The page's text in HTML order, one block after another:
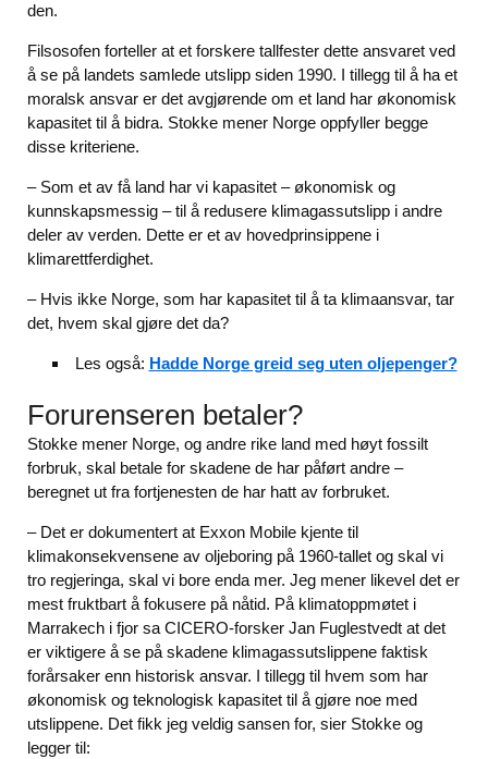
den.
Filsosofen forteller at et forskere tallfester dette ansvaret ved
å se på landets samlede utslipp siden 1990. I tillegg til å ha et
moralsk ansvar er det avgjørende om et land har økonomisk
kapasitet til å bidra. Stokke mener Norge oppfyller begge
disse kriteriene.
– Som et av få land har vi kapasitet – økonomisk og
kunnskapsmessig – til å redusere klimagassutslipp i andre
deler av verden. Dette er et av hovedprinsippene i
klimarettferdighet.
– Hvis ikke Norge, som har kapasitet til å ta klimaansvar, tar
det, hvem skal gjøre det da?
Les også: Hadde Norge greid seg uten oljepenger?
Forurenseren betaler?
Stokke mener Norge, og andre rike land med høyt fossilt
forbruk, skal betale for skadene de har påført andre –
beregnet ut fra fortjenesten de har hatt av forbruket.
– Det er dokumentert at Exxon Mobile kjente til
klimakonsekvensene av oljeboring på 1960-tallet og skal vi
tro regjeringa, skal vi bore enda mer. Jeg mener likevel det er
mest fruktbart å fokusere på nåtid. På klimatoppmøtet i
Marrakech i fjor sa CICERO-forsker Jan Fuglestvedt at det
er viktigere å se på skadene klimagassutslippene faktisk
forårsaker enn historisk ansvar. I tillegg til hvem som har
økonomisk og teknologisk kapasitet til å gjøre noe med
utslippene. Det fikk jeg veldig sansen for, sier Stokke og
legger til: